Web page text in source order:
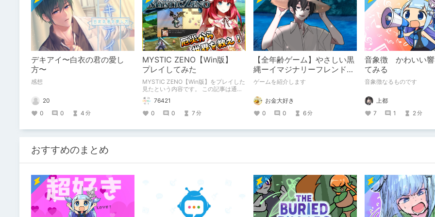
デキアイ〜白衣の君の愛し
方〜
感想
20
0
0 4 分
MYSTIC ZENO【Win版】
プレイしてみた
MYSTIC ZENO【Win版】をプレイした
見たという内容です。 この記事は通常
のクリエイターズ記事です。
76421
0
0 7 分
【全年齢ゲーム】やさしい黒
縄ーイマジナリーフレンドの
「彼」と過ごすおぼんやすみ
ゲームを紹介します
お金大好き
0
0 6分
音象徴 かわいい響
てみる
音象徴なるものです
上都
7
1 2分
おすすめのまとめ